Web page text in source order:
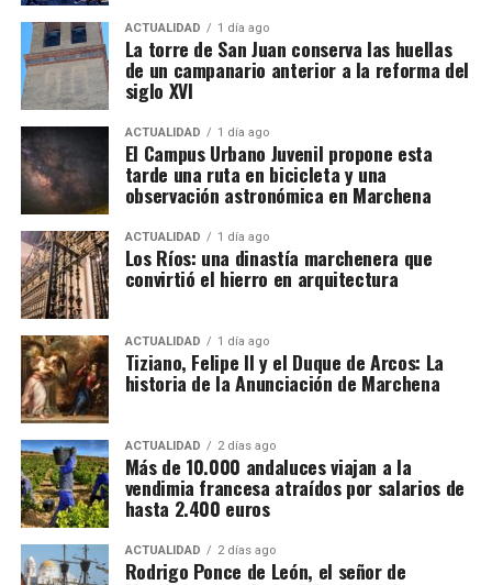
Sin embargo, el historiador del arte Alfredo J.
Morales advierte de que la brevedad del documento
impide conocer el alcance exacto de aquella
intervención. La expresión utilizada en las cuentas
—«visitar la torre de San Juan e San Miguel»— podría
referirse tanto a la preparación de una obra como a
una simple inspección sobre el estado de
conservación de los campanarios. Morales señala,
además, que no localizó otras referencias
posteriores que permitieran relacionar directamente
a Hernán Ruiz con la ejecución material de la torre
de San Juan.
La situación es diferente en Santa María de la Mota,
donde sí existe una abundante documentación sobre
el trabajo de Hernán Ruiz, la compra de ladrillos,
madera, cal y piedra, y la participación de canteros,
albañiles y ceramistas. Esa diferencia obliga a ser
prudentes al atribuirle el actual campanario de San
Juan: está demostrada su presencia en 1567, pero no
se conserva, al menos entre la documentación
ACTUALIDAD 1 día ago
La torre de San Juan conserva las huellas
de un campanario anterior a la reforma del
siglo XVI
ACTUALIDAD 1 día ago
El Campus Urbano Juvenil propone esta
tarde una ruta en bicicleta y una
observación astronómica en Marchena
ACTUALIDAD 1 día ago
Los Ríos: una dinastía marchenera que
convirtió el hierro en arquitectura
ACTUALIDAD 1 día ago
Tiziano, Felipe II y el Duque de Arcos: La
historia de la Anunciación de Marchena
ACTUALIDAD 2 días ago
Más de 10.000 andaluces viajan a la
vendimia francesa atraídos por salarios de
hasta 2.400 euros
ACTUALIDAD 2 días ago
Rodrigo Ponce de León, el señor de